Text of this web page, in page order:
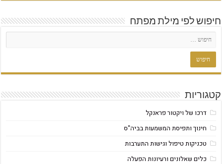
חיפוש לפי מילת מפתח
קטגוריות
דרכו של ויקטור פראנקל
חינוך ותפיסת המשמעות בביה"ס
טכניקות טיפול וגישות התערבות
כלים שאלונים ורעיונות הפעלה